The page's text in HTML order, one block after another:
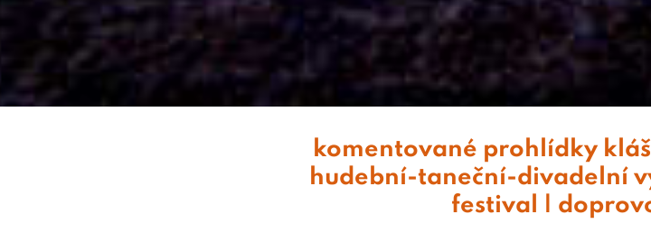
komentované prohlídky
hudební-taneční-divadelní
festival |